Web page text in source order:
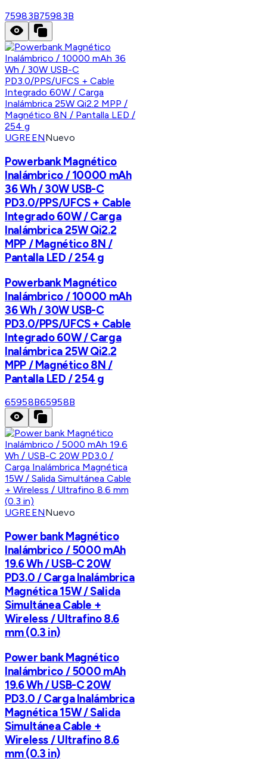
75983B75983B
UGREENNuevo
Powerbank Magnético
Inalámbrico / 10000 mAh
36 Wh / 30W USB-C
PD3.0/PPS/UFCS + Cable
Integrado 60W / Carga
Inalámbrica 25W Qi2.2
MPP / Magnético 8N /
Pantalla LED / 254 g
Powerbank Magnético
Inalámbrico / 10000 mAh
36 Wh / 30W USB-C
PD3.0/PPS/UFCS + Cable
Integrado 60W / Carga
Inalámbrica 25W Qi2.2
MPP / Magnético 8N /
Pantalla LED / 254 g
65958B65958B
UGREENNuevo
Power bank Magnético
Inalámbrico / 5000 mAh
19.6 Wh / USB-C 20W
PD3.0 / Carga Inalámbrica
Magnética 15W / Salida
Simultánea Cable +
Wireless / Ultrafino 8.6
mm (0.3 in)
Power bank Magnético
Inalámbrico / 5000 mAh
19.6 Wh / USB-C 20W
PD3.0 / Carga Inalámbrica
Magnética 15W / Salida
Simultánea Cable +
Wireless / Ultrafino 8.6
mm (0.3 in)